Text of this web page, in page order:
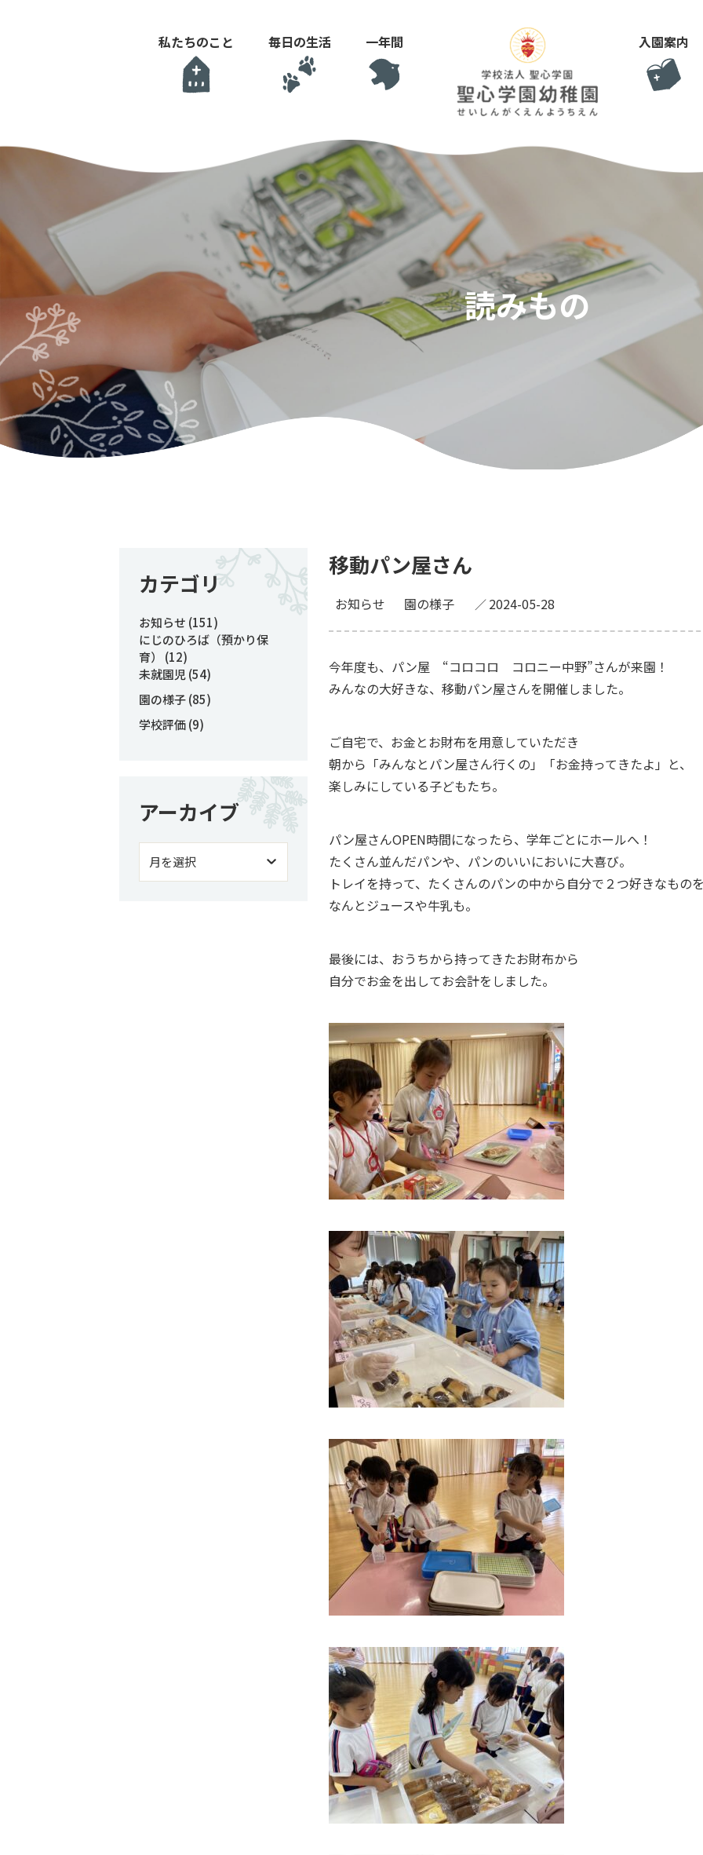
私たちのこと 毎日の生活 一年間 入園案内
読みもの
移動パン屋さん
お知らせ 園の様子 2024-05-28
今年度も、パン屋 “コロコロ コロニー中野”さんが来園！
みんなの大好きな、移動パン屋さんを開催しました。
ご自宅で、お金とお財布を用意していただき
朝から「みんなとパン屋さん行くの」「お金持ってきたよ」と、
楽しみにしている子どもたち。
パン屋さんOPEN時間になったら、学年ごとにホールへ！
たくさん並んだパンや、パンのいいにおいに大喜び。
トレイを持って、たくさんのパンの中から自分で２つ好きなもの
なんとジュースや牛乳も。
最後には、おうちから持ってきたお財布から
自分でお金を出してお会計をしました。
カテゴリ
お知らせ (151)
にじのひろば（預かり保
育）
(12)
未就園児(54)
園の様子(85)
学校評価(9)
アーカイブ